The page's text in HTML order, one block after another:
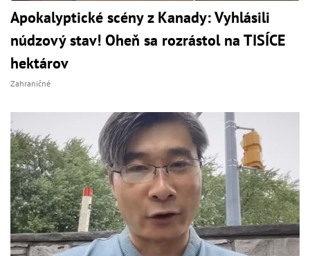
Apokalyptické scény z Kanady: Vyhlásili
núdzový stav! Oheň sa rozrástol na TISÍCE
hektárov
Zahraničné